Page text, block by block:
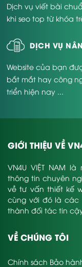
Dịch vụ viết bài
khi seo top từ khóa
DỊCH VỤ
Website của bạn
bắt mắt hay công
triển hiện nay ...
GIỚI THIỆU VỀ
VN4U VIỆT NAM
thông tin chuyên
về tư vấn thiết kế
cùng với đó là các
thành đối tác tin
VỀ CHÚNG TÔI
Chính sách Bảo